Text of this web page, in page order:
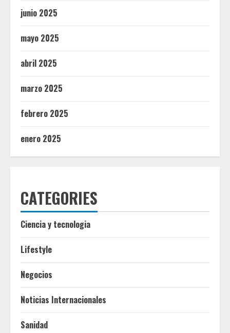
junio 2025
mayo 2025
abril 2025
marzo 2025
febrero 2025
enero 2025
CATEGORIES
Ciencia y tecnologia
Lifestyle
Negocios
Noticias Internacionales
Sanidad